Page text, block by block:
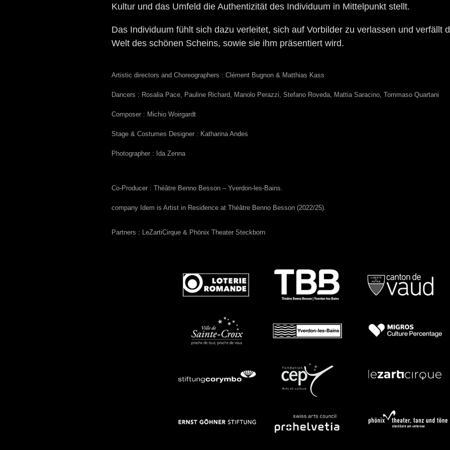
Kultur und das Umfeld die Authentizität des Individuum in Mittelpunkt stellt.
Das Individuum fühlt sich dazu verleitet, sich auf Vorbilder zu verlassen und verfällt
Welt des schönen Scheins, sowie sie ihm präsentiert wird.
Artistic directors and Choreographers : Clément Bugnon & Matthias Kass
Dancers : Rosalia Pace, Pauline Richard, Manolo Perazzi, Stefano Roveda, Mattia Saracino, Tommaso Quartani
Composer : Michio Woirgardt
Stage & Costumes Designer : Katharina Andes
Photographer : Ida Zenna
Co-Producer : Théâtre Benno Besson – Yverdon-les-Bains.
company Idem is Artist in Residence at Théâtre Benno Besson (2022/25).
Partners : LeZartiCirque & Phönix Theater Steckborn